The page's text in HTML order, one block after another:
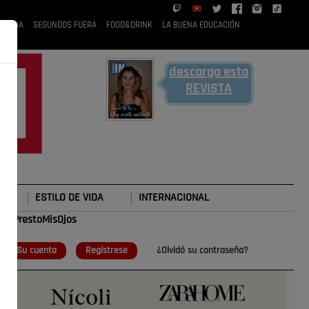
RUBIA SEGUNDOS FUERA FOOD&DRINK LA BUENA EDUCACIÓN
descarga esta
REVISTA
ESTILO DE VIDA INTERNACIONAL
Su cuenta Regístrese ¿Olvidó su contraseña?